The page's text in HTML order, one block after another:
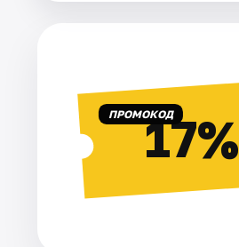
ПРОМОКОД17%